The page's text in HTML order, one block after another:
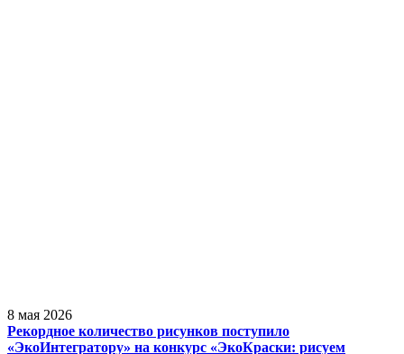
8 мая 2026
Рекордное количество рисунков поступило
«ЭкоИнтегратору» на конкурс «ЭкоКраски: рисуем